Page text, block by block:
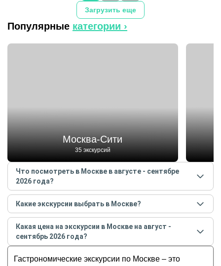
Загрузить еще
Популярные категории ›
Москва-Сити
35 экскурсий
Что посмотреть в Москве в августе - сентябре
2026 года?
Самые популярные местав Москвев августе -
сентябре 2026года:
Москва-Сити
Московский Кремль
Москва-река
Парк «Зарядье»
Какие экскурсии выбрать в Москве?
Самые популярные экскурсиив Москвев августе -
сентябре 2026года:
История в бокале: легенды Хитровки и
необычные питейные места. Индивидуальная
Какая цена на экскурсии в Москве на август -
сентябрь 2026 года?
2026года от 1 900 до 19 900 RUB
Гастрономические экскурсии по Москве – это